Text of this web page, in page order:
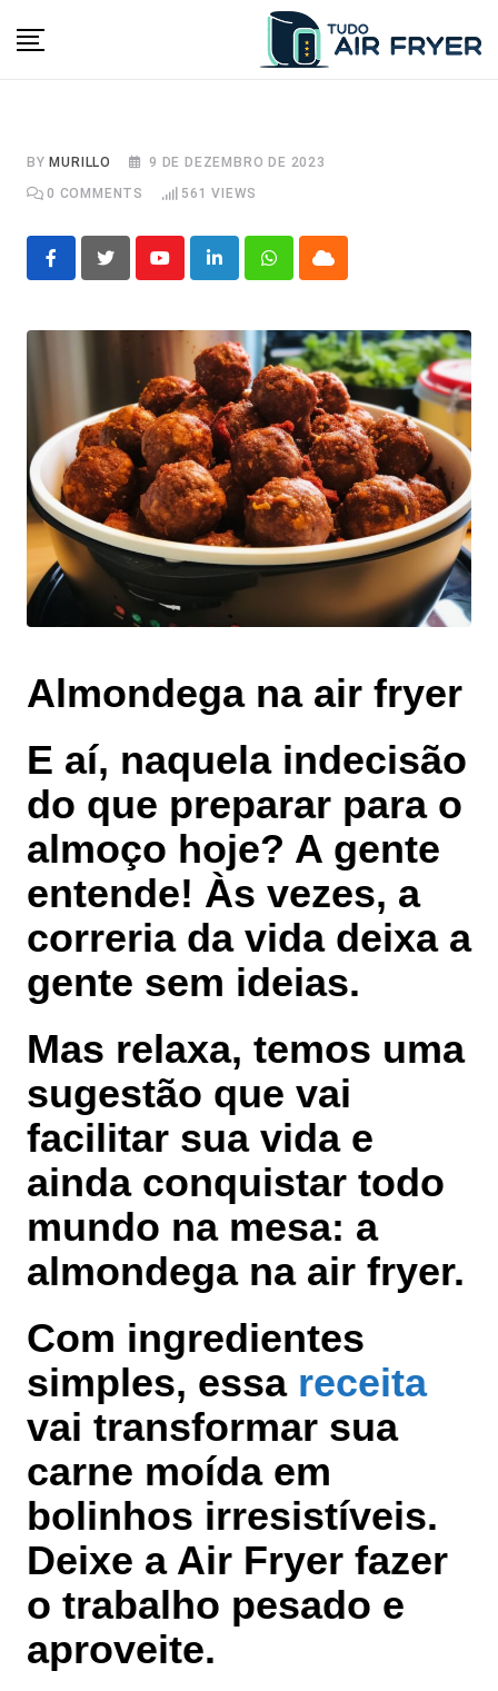
BY MURILLO
9 DE DEZEMBRO DE 2023
0 COMMENTS 561 VIEWS
YoutubeLinkedInWhatsappCloud
Almondega na air fryer
E aí, naquela indecisão
do que preparar para o
almoço hoje? A gente
entende! Às vezes, a
correria da vida deixa a
gente sem ideias.
Mas relaxa, temos uma
sugestão que vai
facilitar sua vida e
ainda conquistar todo
mundo na mesa: a
almondega na air fryer.
Com ingredientes
simples, essa receita
vai transformar sua
carne moída em
bolinhos irresistíveis.
Deixe a Air Fryer fazer
o trabalho pesado e
aproveite.